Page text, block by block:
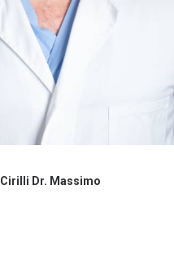
Cirilli Dr. Massimo